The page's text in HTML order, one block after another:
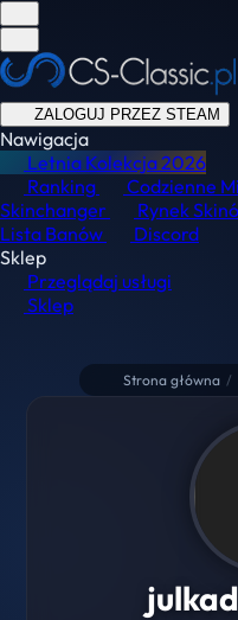
ZALOGUJ PRZEZ STEAM
Nawigacja
Letnia Kolekcja2026
Ranking
Codzienne
Skinchanger
Rynek
Lista Banów
Discord
Sklep
Przeglądaj usługi
Sklep
Strona główna /